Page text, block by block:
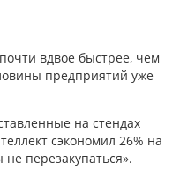
вдвое быстрее, чем
предприятий уже
на стендах
сэкономил 26% на
перезакупаться».